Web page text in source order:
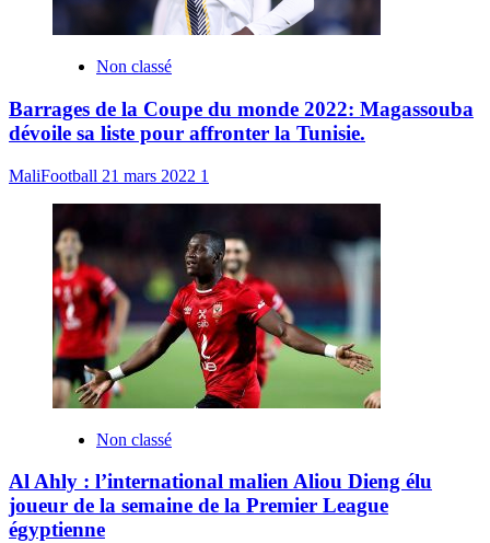
Non classé
Barrages de la Coupe du monde 2022: Magassouba
dévoile sa liste pour affronter la Tunisie.
MaliFootball 21 mars 2022 1
Non classé
Al Ahly : l’international malien Aliou Dieng élu
joueur de la semaine de la Premier League
égyptienne